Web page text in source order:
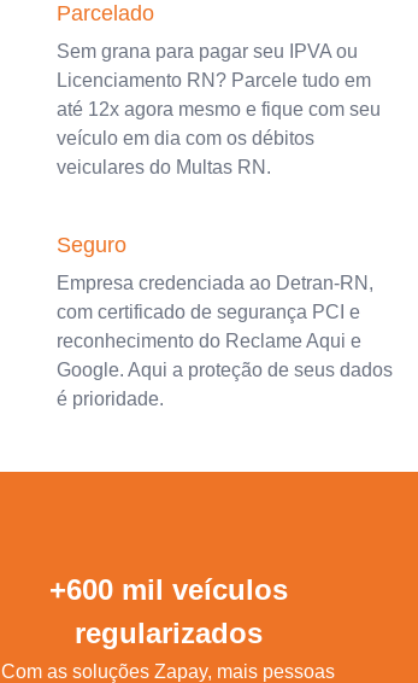
Parcelado
Sem grana para pagar seu IPVA ou
Licenciamento RN? Parcele tudo em
até 12x agora mesmo e fique com seu
veículo em dia com os débitos
veiculares do Multas RN.
Seguro
Empresa credenciada ao Detran-RN,
com certificado de segurança PCI e
reconhecimento do Reclame Aqui e
Google. Aqui a proteção de seus dados
é prioridade.
+600 mil veículos
regularizados
Com as soluções Zapay, mais pessoas